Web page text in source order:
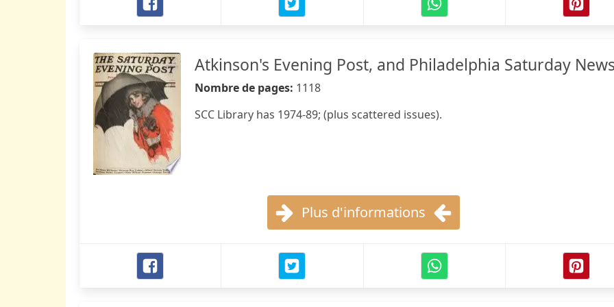
Atkinson's Evening Post, and Philadelphia Saturday
Nombre de pages: 1118
SCC Library has 1974-89; (plus scattered issues).
Plus d'informations